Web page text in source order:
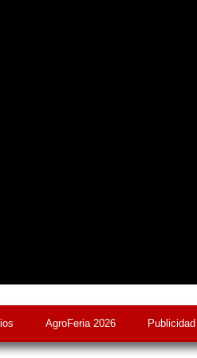
AgroFeria 2026 Publicidad